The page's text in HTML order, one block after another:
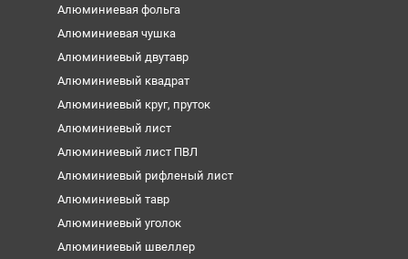
Алюминиевая фольга
Алюминиевая чушка
Алюминиевый двутавр
Алюминиевый квадрат
Алюминиевый круг, пруток
Алюминиевый лист
Алюминиевый лист ПВЛ
Алюминиевый рифленый лист
Алюминиевый тавр
Алюминиевый уголок
Алюминиевый швеллер